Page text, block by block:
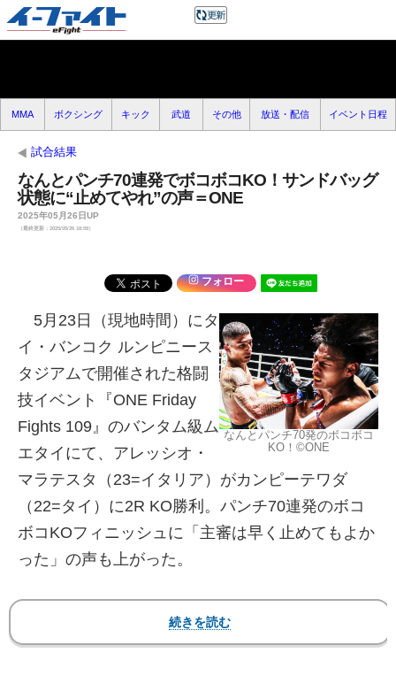
MMA ボクシング キック 武道 その他 放送・配信 イベント日程
試合結果
なんとパンチ70連発でボコボコKO！サンドバッグ
状態に“止めてやれ”の声＝ONE
2025年05月26日UP
（最終更新：2025/05/26 18:59）
フォロー
なんとパンチ70発のボコボコ
KO！©️ONE
5月23日（現地時間）にタ
イ・バンコク ルンピニース
タジアムで開催された格闘
技イベント『ONE Friday
Fights 109』のバンタム級ム
エタイにて、アレッシオ・
マラテスタ（23=イタリア）がカンピーテワダ
（22=タイ）に2R KO勝利。パンチ70連発のボコ
ボコKOフィニッシュに「主審は早く止めてもよか
った」の声も上がった。
【フォト＆動画】パンチ70発でKO！相手は顔を押